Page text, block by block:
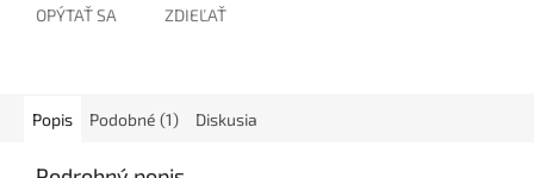
OPÝTAŤ SA ZDIEĽAŤ
Popis Podobné (1) Diskusia